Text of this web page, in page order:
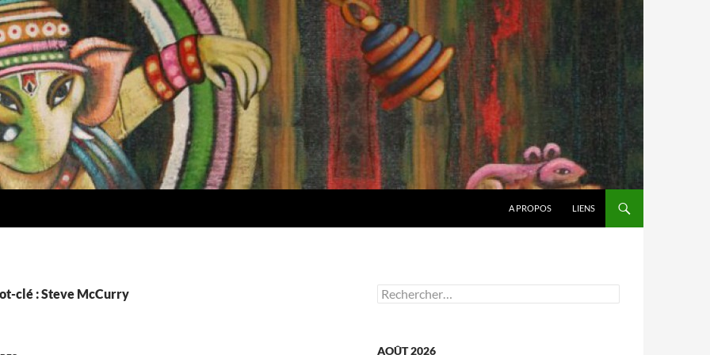
A PROPOS LIENS
clé : Steve McCurry Rechercher :
AOÛT 2026